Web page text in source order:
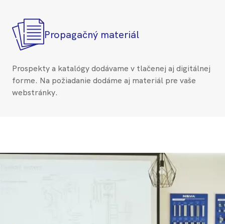
Propagačný materiál
Prospekty a katalógy dodávame v tlačenej aj digitálnej
forme. Na požiadanie dodáme aj materiál pre vaše
webstránky.